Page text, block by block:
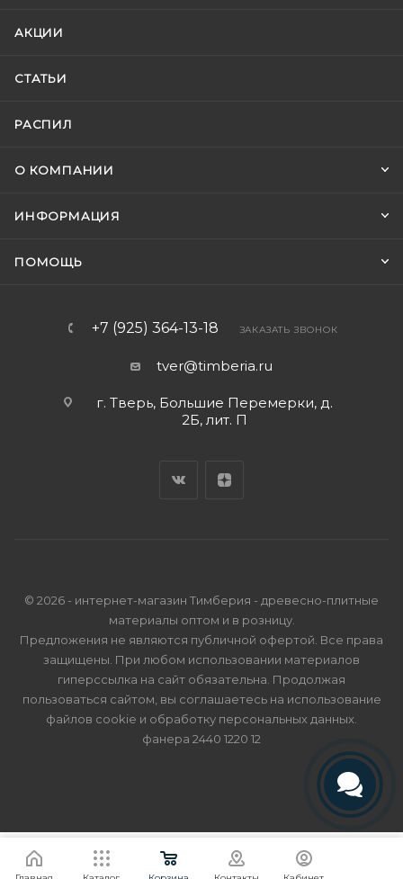
АКЦИИ
СТАТЬИ
РАСПИЛ
О КОМПАНИИ
ИНФОРМАЦИЯ
ПОМОЩЬ
+7 (925) 364-13-18 ЗАКАЗАТЬ ЗВОНОК
tver@timberia.ru
г. Тверь, Большие Перемерки, д.
2Б, лит. П
© 2026 - интернет-магазин Тимберия - древесно-плитные
материалы оптом и в розницу.
Предложения не являются публичной офертой. Все права
защищены. При любом использовании материалов
гиперссылка на сайт обязательна. Продолжая
пользоваться сайтом, вы соглашаетесь на использование
файлов cookie и обработку персональных данных
фанера 2440 1220 12
Мы используем файлы cookie. Подробнее Я согласен
Telegram